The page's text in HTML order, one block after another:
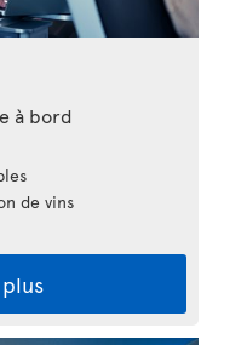
à bord
de vins